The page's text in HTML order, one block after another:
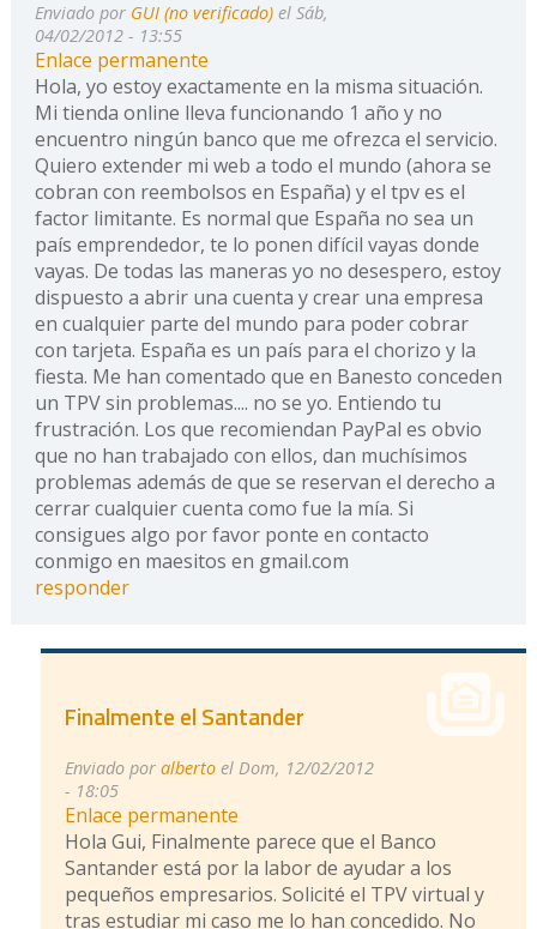
Enviado por GUI (no verificado)el Sáb,
04/02/2012 - 13:55
Enlace permanente
Hola, yo estoy exactamente en la misma situación.
Mi tienda online lleva funcionando 1 año y no
encuentro ningún banco que me ofrezca el servicio.
Quiero extender mi web a todo el mundo (ahora se
cobran con reembolsos en España) y el tpv es el
factor limitante. Es normal que España no sea un
país emprendedor, te lo ponen difícil vayas donde
vayas. De todas las maneras yo no desespero, estoy
dispuesto a abrir una cuenta y crear una empresa
en cualquier parte del mundo para poder cobrar
con tarjeta. España es un país para el chorizo y la
fiesta. Me han comentado que en Banesto conceden
un TPV sin problemas.... no se yo. Entiendo tu
frustración. Los que recomiendan PayPal es obvio
que no han trabajado con ellos, dan muchísimos
problemas además de que se reservan el derecho a
cerrar cualquier cuenta como fue la mía. Si
consigues algo por favor ponte en contacto
conmigo en maesitos en gmail.com
responder
Finalmente el Santander
Enviado por albertoel Dom, 12/02/2012
- 18:05
Enlace permanente
Hola Gui, Finalmente parece que el Banco
Santander está por la labor de ayudar a los
pequeños empresarios. Solicité el TPV virtual y
tras estudiar mi caso me lo han concedido. No